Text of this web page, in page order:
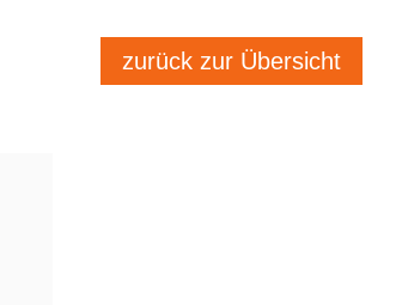
zurück zur Übersicht